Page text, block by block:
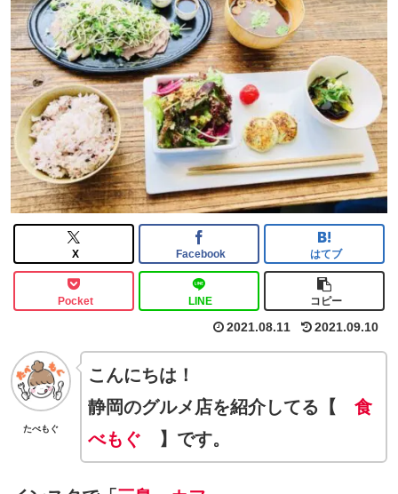
X Facebook はてブ
Pocket LINE コピー
2021.08.11 2021.09.10
たべもぐ
こんにちは！
静岡のグルメ店を紹介してる【 食
べもぐ 】です。